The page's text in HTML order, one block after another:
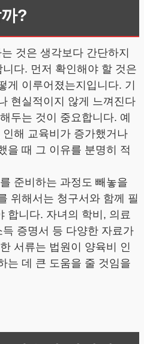
?
것은 생각보다 간단하지
다. 먼저 확인해야 할 것은
게 이루어졌는지입니다. 기
현실적이지 않게 느껴진다
두는 것이 중요합니다. 예
해 교육비가 증가했거나
을 때 그 이유를 분명히 적
준비하는 과정도 빼놓을
위해서는 청구서와 함께 필
합니다. 자녀의 학비, 의료
증명서 등 다양한 자료가
서류는 법원이 양육비 인
는 데 큰 도움을 줄 것임을